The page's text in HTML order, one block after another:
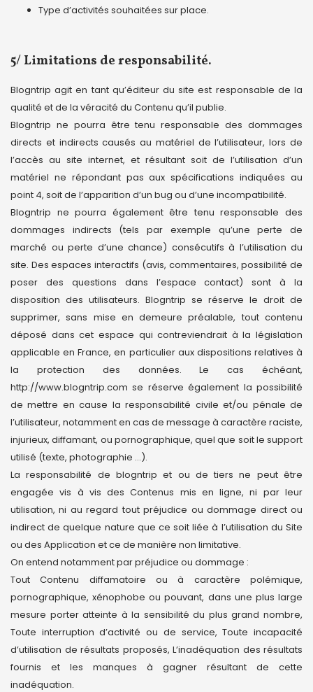
Type d’activités souhaitées sur place.
5/ Limitations de responsabilité.
Blogntrip agit en tant qu’éditeur du site est responsable de la
qualité et de la véracité du Contenu qu’il publie.
Blogntrip ne pourra être tenu responsable des dommages
directs et indirects causés au matériel de l’utilisateur, lors de
l’accès au site internet, et résultant soit de l’utilisation d’un
matériel ne répondant pas aux spécifications indiquées au
point 4, soit de l’apparition d’un bug ou d’une incompatibilité.
Blogntrip ne pourra également être tenu responsable des
dommages indirects (tels par exemple qu’une perte de
marché ou perte d’une chance) consécutifs à l’utilisation du
site. Des espaces interactifs (avis, commentaires, possibilité de
poser des questions dans l’espace contact) sont à la
disposition des utilisateurs. Blogntrip se réserve le droit de
supprimer, sans mise en demeure préalable, tout contenu
déposé dans cet espace qui contreviendrait à la législation
applicable en France, en particulier aux dispositions relatives à
la protection des données. Le cas échéant,
http://www.blogntrip.com se réserve également la possibilité
de mettre en cause la responsabilité civile et/ou pénale de
l’utilisateur, notamment en cas de message à caractère raciste,
injurieux, diffamant, ou pornographique, quel que soit le support
utilisé (texte, photographie …).
La responsabilité de blogntrip et ou de tiers ne peut être
engagée vis à vis des Contenus mis en ligne, ni par leur
utilisation, ni au regard tout préjudice ou dommage direct ou
indirect de quelque nature que ce soit liée à l’utilisation du Site
ou des Application et ce de manière non limitative.
On entend notamment par préjudice ou dommage :
Tout Contenu diffamatoire ou à caractère polémique,
pornographique, xénophobe ou pouvant, dans une plus large
mesure porter atteinte à la sensibilité du plus grand nombre,
Toute interruption d’activité ou de service, Toute incapacité
d’utilisation de résultats proposés, L’inadéquation des résultats
fournis et les manques à gagner résultant de cette
inadéquation.